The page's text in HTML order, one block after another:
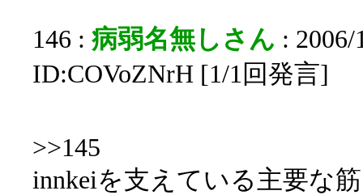
146 : 病弱名無しさん :
ID:COVoZNrH [1/1回発言]
>>145
innkeiを支えている主要な